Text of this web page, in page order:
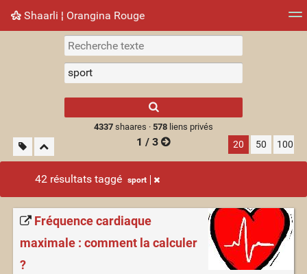
Shaarli ¦ Orangina Rouge
Nuage de tags Mur d'images
results.
4337shaares · 578liens privés
1 / 3 20 50 100
42 résultats taggé sport
Fréquence cardiaque
maximale : comment la calculer
?